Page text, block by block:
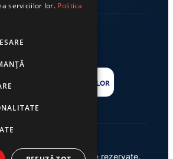
– Toate drepturile rezervate.
serviciilor lor. Politica